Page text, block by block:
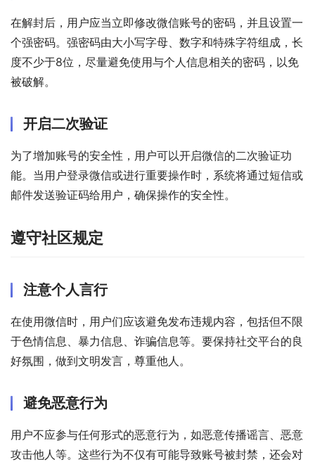
在解封后，用户应当立即修改微信账号的密码，并且设置一
个强密码。强密码由大小写字母、数字和特殊字符组成，长
度不少于8位，尽量避免使用与个人信息相关的密码，以免
被破解。
开启二次验证
为了增加账号的安全性，用户可以开启微信的二次验证功
能。当用户登录微信或进行重要操作时，系统将通过短信或
邮件发送验证码给用户，确保操作的安全性。
遵守社区规定
注意个人言行
在使用微信时，用户们应该避免发布违规内容，包括但不限
于色情信息、暴力信息、诈骗信息等。要保持社交平台的良
好氛围，做到文明发言，尊重他人。
避免恶意行为
用户不应参与任何形式的恶意行为，如恶意传播谣言、恶意
攻击他人等。这些行为不仅有可能导致账号被封禁，还会对